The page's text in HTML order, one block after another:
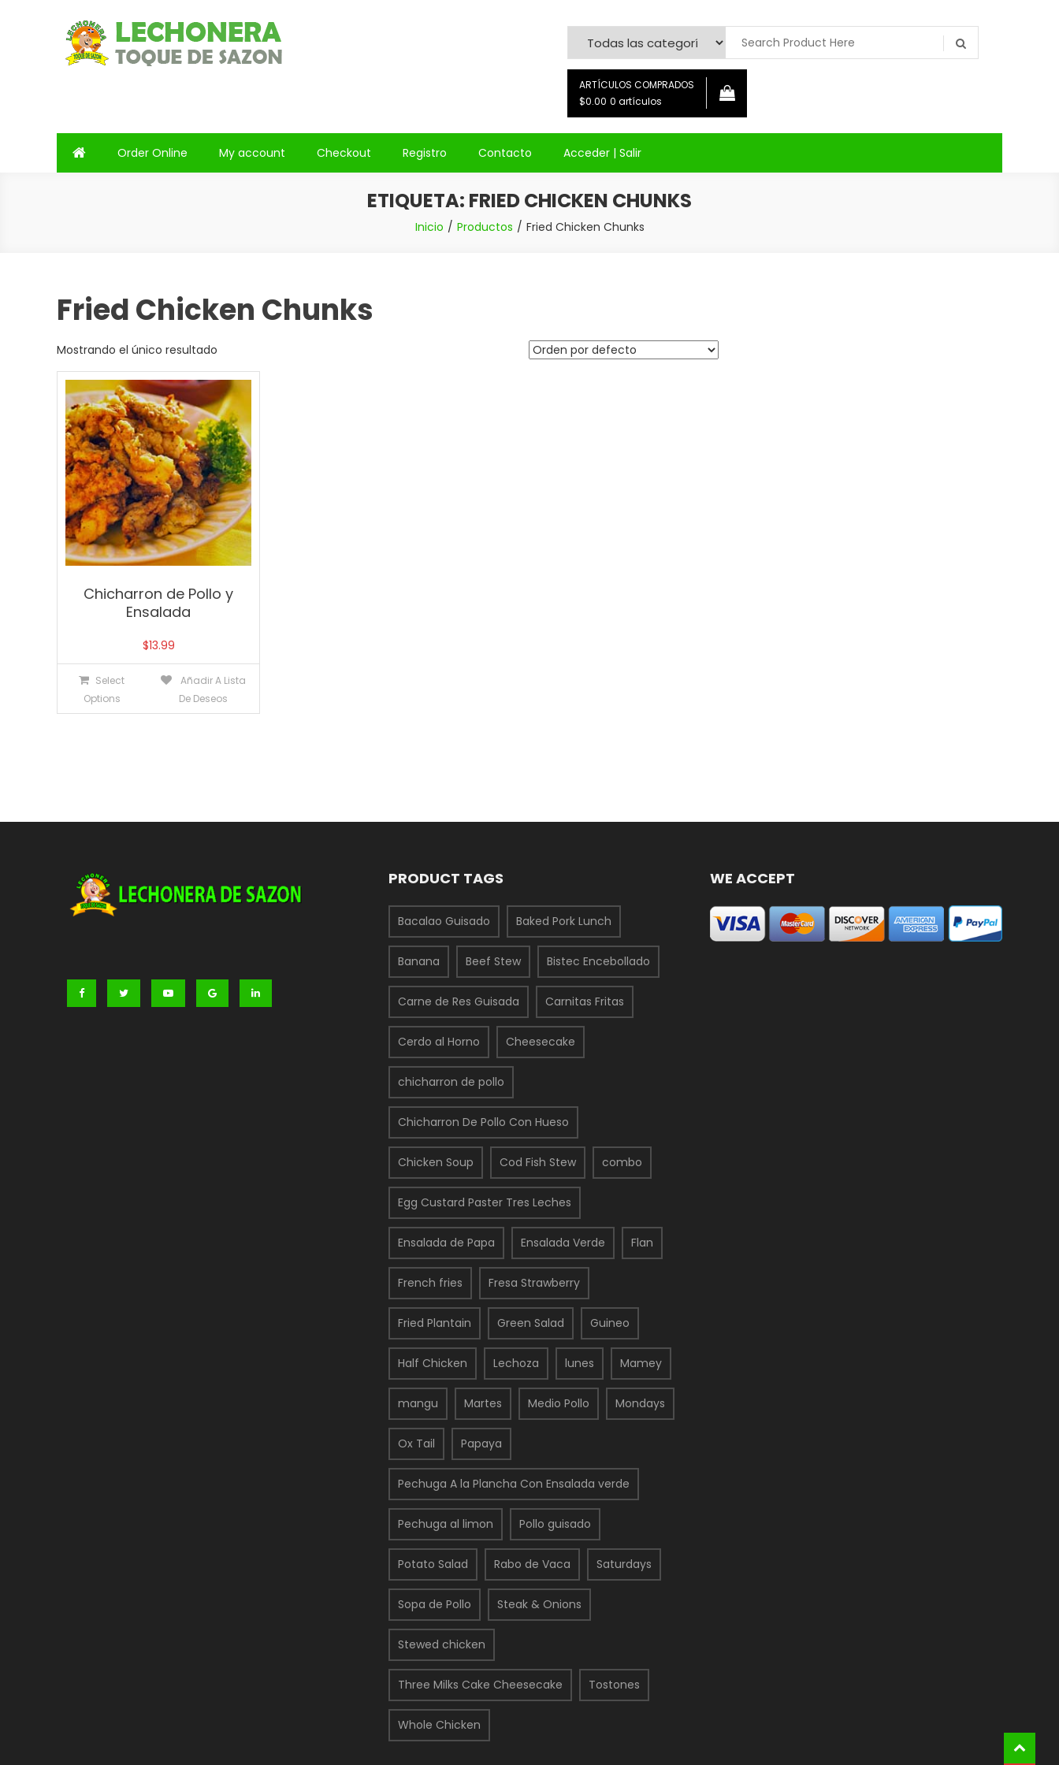
ARTÍCULOS COMPRADOS
$0.00 0 artículos
Order Online My account Checkout Registro Contacto Acceder | Salir
ETIQUETA: FRIED CHICKEN CHUNKS
Inicio Productos Fried Chicken Chunks
Fried Chicken Chunks
Mostrando el único resultado
Chicharron de Pollo y
Ensalada
$13.99
Select
Options
Añadir A Lista
De Deseos
PRODUCT TAGS
Bacalao Guisado Baked Pork Lunch
Banana Beef Stew Bistec Encebollado
Carne de Res Guisada Carnitas Fritas
Cerdo al Horno Cheesecake
chicharron de pollo
Chicharron De Pollo Con Hueso
Chicken Soup Cod Fish Stew combo
Egg Custard Paster Tres Leches
Ensalada de Papa Ensalada Verde Flan
French fries Fresa Strawberry
Fried Plantain Green Salad Guineo
Half Chicken Lechoza lunes Mamey
mangu Martes Medio Pollo Mondays
Ox Tail Papaya
Pechuga A la Plancha Con Ensalada verde
Pechuga al limon Pollo guisado
Potato Salad Rabo de Vaca Saturdays
Sopa de Pollo Steak & Onions
Stewed chicken
Three Milks Cake Cheesecake Tostones
Whole Chicken
WE ACCEPT